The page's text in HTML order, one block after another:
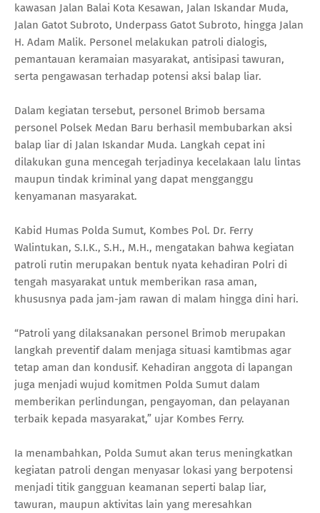
kawasan Jalan Balai Kota Kesawan, Jalan Iskandar Muda,
Jalan Gatot Subroto, Underpass Gatot Subroto, hingga Jalan
H. Adam Malik. Personel melakukan patroli dialogis,
pemantauan keramaian masyarakat, antisipasi tawuran,
serta pengawasan terhadap potensi aksi balap liar.
Dalam kegiatan tersebut, personel Brimob bersama
personel Polsek Medan Baru berhasil membubarkan aksi
balap liar di Jalan Iskandar Muda. Langkah cepat ini
dilakukan guna mencegah terjadinya kecelakaan lalu lintas
maupun tindak kriminal yang dapat mengganggu
kenyamanan masyarakat.
Kabid Humas Polda Sumut, Kombes Pol. Dr. Ferry
Walintukan, S.I.K., S.H., M.H., mengatakan bahwa kegiatan
patroli rutin merupakan bentuk nyata kehadiran Polri di
tengah masyarakat untuk memberikan rasa aman,
khususnya pada jam-jam rawan di malam hingga dini hari.
“Patroli yang dilaksanakan personel Brimob merupakan
langkah preventif dalam menjaga situasi kamtibmas agar
tetap aman dan kondusif. Kehadiran anggota di lapangan
juga menjadi wujud komitmen Polda Sumut dalam
memberikan perlindungan, pengayoman, dan pelayanan
terbaik kepada masyarakat,” ujar Kombes Ferry.
Ia menambahkan, Polda Sumut akan terus meningkatkan
kegiatan patroli dengan menyasar lokasi yang berpotensi
menjadi titik gangguan keamanan seperti balap liar,
tawuran, maupun aktivitas lain yang meresahkan